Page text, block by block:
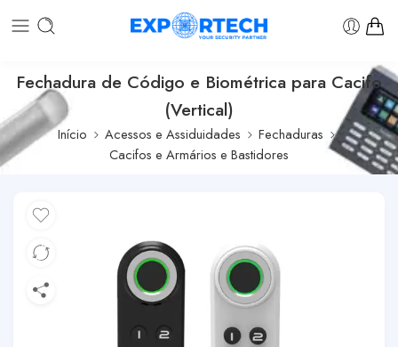
Fechadura de Código e Biométrica para Cacifo
(Vertical)
Início Acessos e Assiduidades
Fechaduras
Cacifos e Armários e Bastidores